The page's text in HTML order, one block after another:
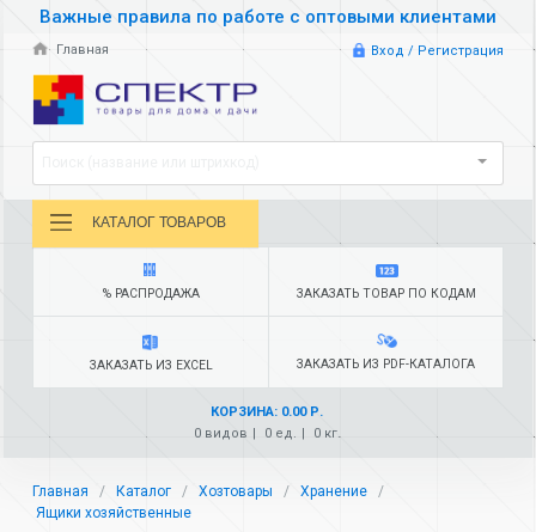
Важные правила по работе с оптовыми клиентами
Главная Вход / Регистрация
КАТАЛОГ ТОВАРОВ
% РАСПРОДАЖА ЗАКАЗАТЬ ТОВАР ПО КОДАМ
ЗАКАЗАТЬ ИЗ EXCEL ЗАКАЗАТЬ ИЗ PDF-КАТАЛОГА
КОРЗИНА: 0.00 Р.
0 видов
0 ед. 0 кг.
Главная Каталог Хозтовары
Хранение
Ящики хозяйственные